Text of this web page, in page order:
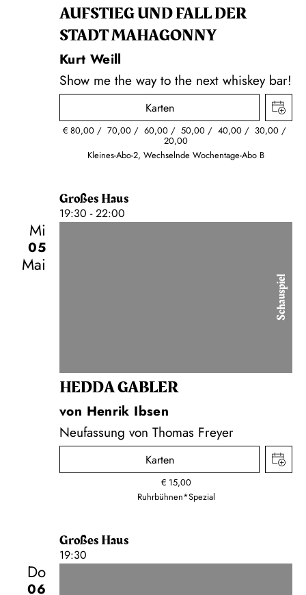
AUFSTIEG UND FALL DER
STADT MAHAGONNY
Kurt Weill
Show me the way to the next whiskey bar!
Karten
€ 80,00 70,00 60,00 50,00 40,00 30,00
20,00
Kleines-Abo-2, Wechselnde Wochentage-Abo B
Großes Haus
19:30 - 22:00
Mi
05
Mai
Schauspiel
HEDDA GABLER
von Henrik Ibsen
Neufassung von Thomas Freyer
Karten
€ 15,00
Ruhrbühnen*Spezial
Großes Haus
19:30
Do
06